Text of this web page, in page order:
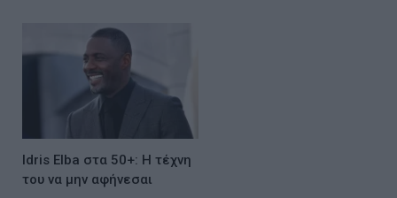
Idris Elba στα 50+: Η τέχνη
του να μην αφήνεσαι